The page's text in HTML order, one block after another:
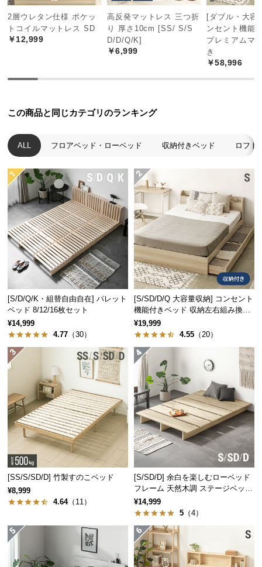
中
型
商
品
つ
小
型
商
品
の
配
送
に
つ
い
て
開
ー
ビ
ス
に
い
て
搬
経
に
2層ウレタン仕様 ポケッ
トコイルマットレス SD
￥12,999
高反発マットレス 三つ折
り 厚さ10cm [SS/ S/S
D/D/Q/K]
￥6,999
[ダブル・大容
ンセント機能
プレミアムマ
き
￥58,996
この商品と同じカテゴリのランキング
ALL フロアベッド・ローベッド 収納付きベッド ロフト
[S/D/Q/K・組替自由自在] パレット
ベッド 8/12/16枚セット
¥14,999
4.77 （30）
[S/SD/D/Q 大容量収納] コンセント
機能付きベッド 収納左右組み換え
可能
¥19,999
4.55 （20）
[SS/S/SD/D] 竹製すのこベッド
¥8,999
4.64（11）
[S/SD/D] 余白を楽しむローベッド
フレーム 天然木調 ステージベッド
ロボット掃除機対応
¥14,999
5 （4）